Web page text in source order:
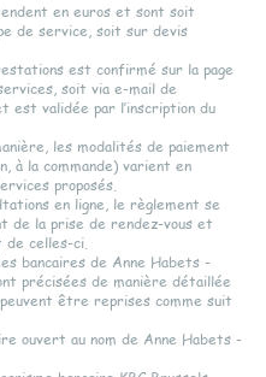
en euros et sont soit
de service, soit sur devis
est confirmé sur la page
soit via e-mail de
est validée par l’inscription du
les modalités de paiement
à la commande) varient en
proposés.
en ligne, le règlement se
de la prise de rendez-vous et
celles-ci.
bancaires de Anne Habets -
précisées de manière détaillée
être reprises comme suit
ouvert au nom de Anne Habets -